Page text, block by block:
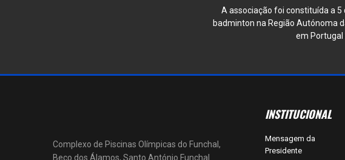
A associação foi constituída a
badminton na Região Autónoma
em Portugal
Complexo de Piscinas Olímpicas do Funchal,
Beco dos Álamos, Santo António Funchal
INSTITUCIONAL
Mensagem da
Presidente